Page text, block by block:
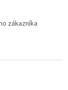
zákazníka